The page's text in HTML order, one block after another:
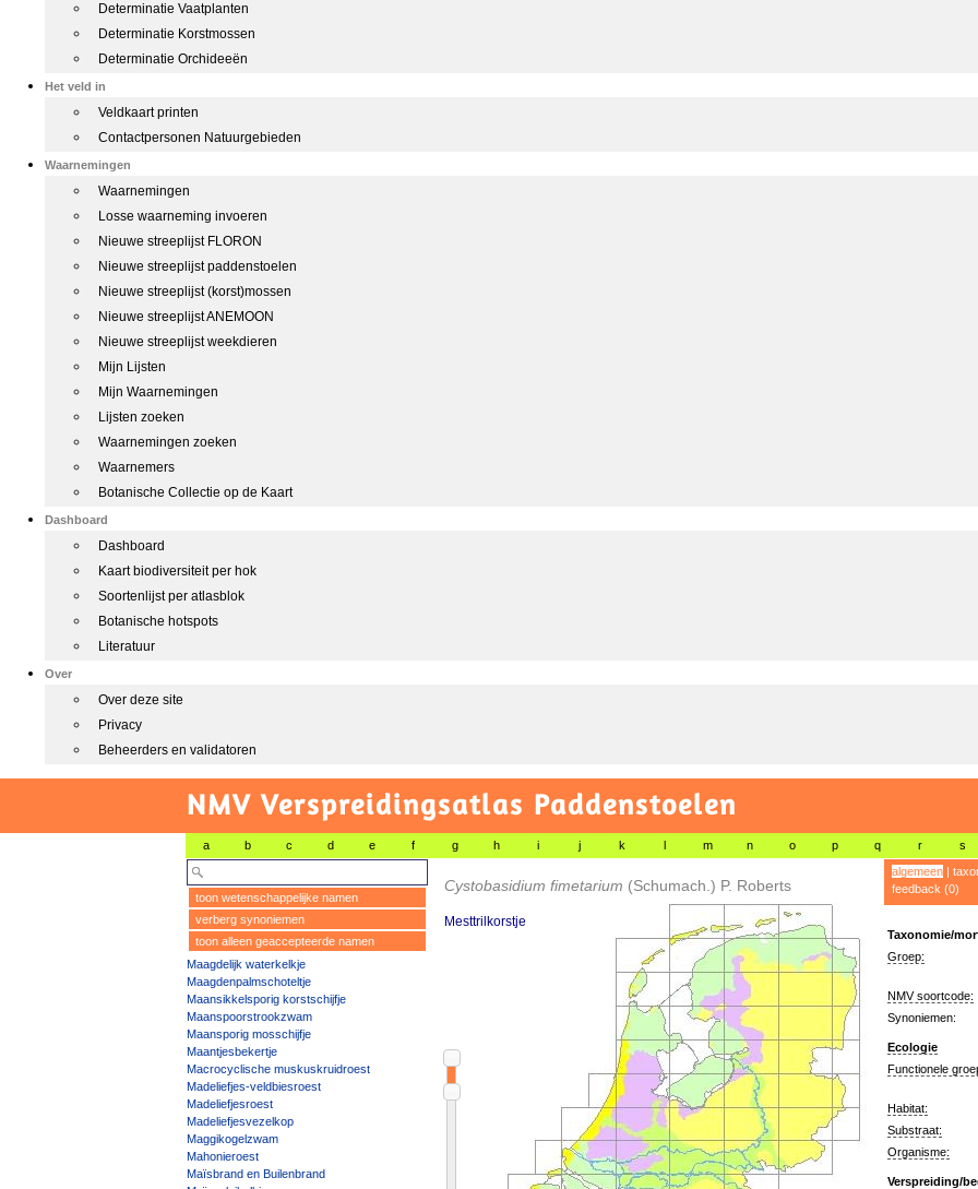
Determinatie Vaatplanten
Determinatie Korstmossen
Determinatie Orchideeën
Het veld in
Veldkaart printen
Contactpersonen Natuurgebieden
Waarnemingen
Waarnemingen
Losse waarneming invoeren
Nieuwe streeplijst FLORON
Nieuwe streeplijst paddenstoelen
Nieuwe streeplijst (korst)mossen
Nieuwe streeplijst ANEMOON
Nieuwe streeplijst weekdieren
Mijn Lijsten
Mijn Waarnemingen
Lijsten zoeken
Waarnemingen zoeken
Waarnemers
Botanische Collectie op de Kaart
Dashboard
Dashboard
Kaart biodiversiteit per hok
Soortenlijst per atlasblok
Botanische hotspots
Literatuur
Over
Over deze site
Privacy
Beheerders en validatoren
NMV Verspreidingsatlas Paddenstoelen
a b c d e f g h i j k l m n o p q r s
toon wetenschappelijke namen
verberg synoniemen
toon alleen geaccepteerde namen
Maagdelijk waterkelkje
Maagdenpalmschoteltje
Maansikkelsporig korstschijfje
Maanspoorstrookzwam
Maansporig mosschijfje
Maantjesbekertje
Macrocyclische muskuskruidroest
Madeliefjes-veldbiesroest
Madeliefjesroest
Madeliefjesvezelkop
Maggikogelzwam
Mahonieroest
Maïsbrand en Builenbrand
Cystobasidium fimetarium (Schumach.) P. Roberts
Mesttrilkorstje
algemeen|
feedback (0)
Taxonomie/
Groep:
NMV soortcode:
Synoniemen:
Ecologie
Functionele
Habitat:
Substraat:
Organisme:
Verspreiding/